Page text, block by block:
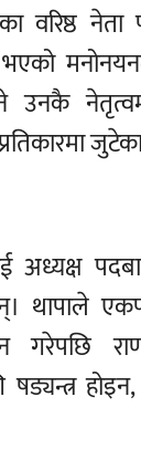
वरिष्ठ
अध्यक्ष
थापाले
गरेपछि